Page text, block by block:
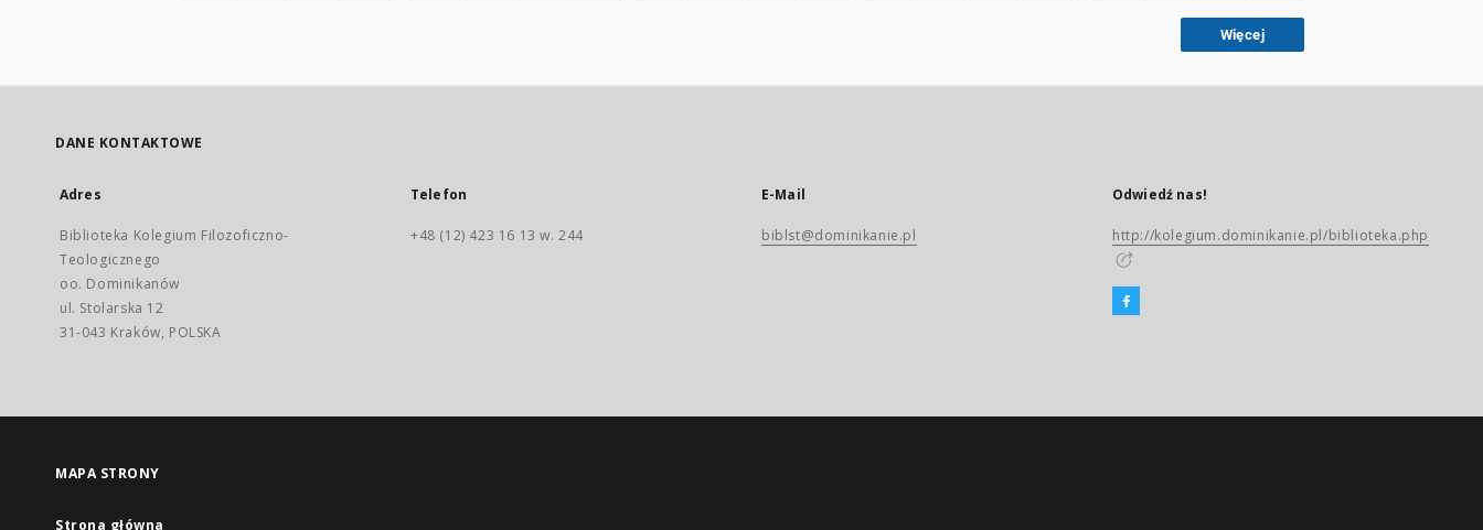
Więcej
DANE KONTAKTOWE
Adres
Biblioteka Kolegium Filozoficzno-
Teologicznego
oo. Dominikanów
ul. Stolarska 12
31-043 Kraków, POLSKA
Telefon
+48 (12) 423 16 13 w. 244
E-Mail
biblst@dominikanie.pl
Odwiedź nas!
http://kolegium.dominikanie.pl/biblioteka.php
MAPA STRONY
Strona główna